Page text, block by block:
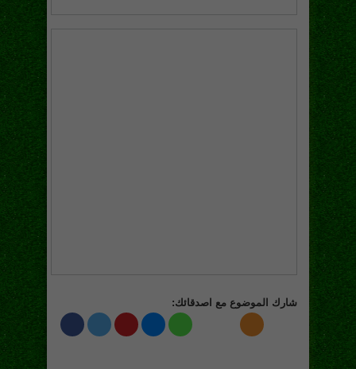
شارك الموضوع مع اصدقائك: